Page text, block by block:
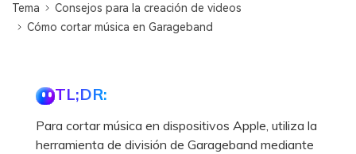
Tema
Consejos para la creación de videos
Cómo cortar música en Garageband
TL;DR:
Para cortar música en dispositivos Apple, utiliza la
herramienta de división de Garageband mediante